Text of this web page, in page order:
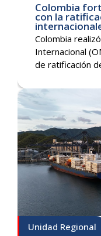
Colombia
con la
Colombia
Internacional
de ratificación
Unidad Regional